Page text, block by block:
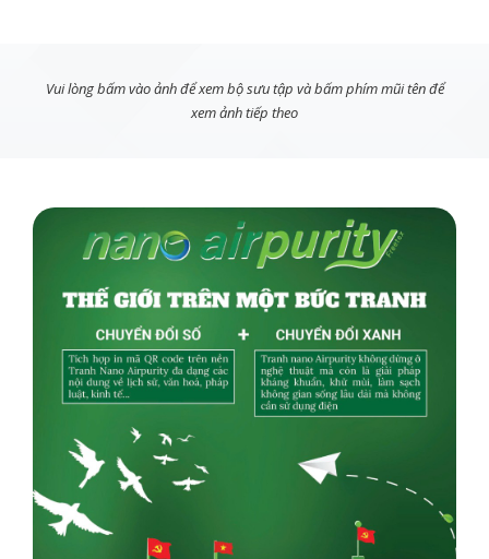
Vui lòng bấm vào ảnh để xem bộ sưu tập và bấm phím mũi tên để
xem ảnh tiếp theo